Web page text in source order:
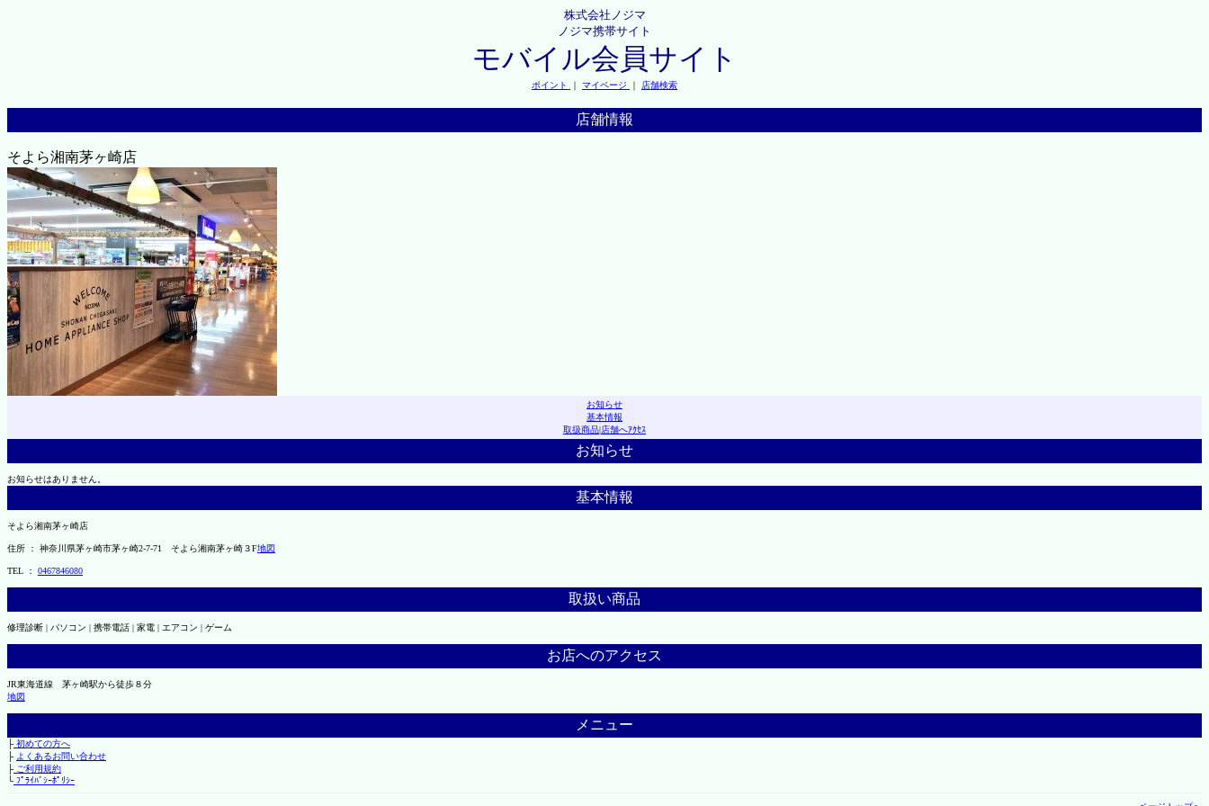
株式会社ノジマ
ノジマ携帯サイト
モバイル会員サイト
ポイント ｜ マイページ ｜ 店舗検索
店舗情報
そよら湘南茅ヶ崎店
お知らせ
基本情報
取扱商品|店舗へｱｸｾｽ
お知らせ
お知らせはありません。
基本情報
そよら湘南茅ヶ崎店
住所 ： 神奈川県茅ヶ崎市茅ヶ崎2‐7‐71 そよら湘南茅ヶ崎３F地図
TEL ： 0467846080
取扱い商品
修理診断 | パソコン | 携帯電話 | 家電 | エアコン | ゲーム
お店へのアクセス
JR東海道線 茅ヶ崎駅から徒歩８分
地図
メニュー
├初めての方へ
├ よくあるお問い合わせ
├ご利用規約
└ﾌﾟﾗｲﾊﾞｼｰﾎﾟﾘｼｰ